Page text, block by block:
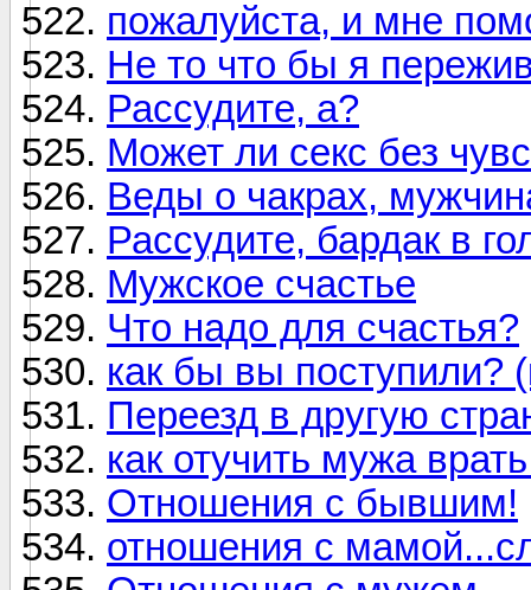
пожалуйста, и мне
Не то что бы я
Рассудите, а?
Может ли секс без
Веды о чакрах,
Рассудите, бардак в
Мужское счастье
Что надо для счастья?
как бы вы поступили?
Переезд в другую
как отучить мужа
Отношения с бывшим!
отношения с